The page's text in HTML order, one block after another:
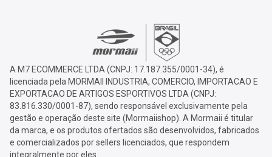
A M7 ECOMMERCE LTDA (CNPJ: 17.187.355/0001-34), é
licenciada pela MORMAII INDUSTRIA, COMERCIO, IMPORTACAO E
EXPORTACAO DE ARTIGOS ESPORTIVOS LTDA (CNPJ:
83.816.330/0001-87), sendo responsável exclusivamente pela
gestão e operação deste site (Mormaiishop). A Mormaii é titular
da marca, e os produtos ofertados são desenvolvidos, fabricados
e comercializados por sellers licenciados, que respondem
integralmente por eles.